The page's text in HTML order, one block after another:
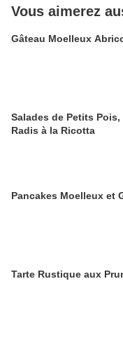
Vous aimerez
Gâteau Moelleux
Salades de Petits Pois,
Radis à la Ricotta
Pancakes Moelleux et
Tarte Rustique aux